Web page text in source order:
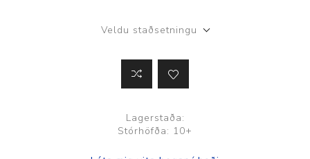
Veldu staðsetningu
Lagerstaða:
Stórhöfða: 10+